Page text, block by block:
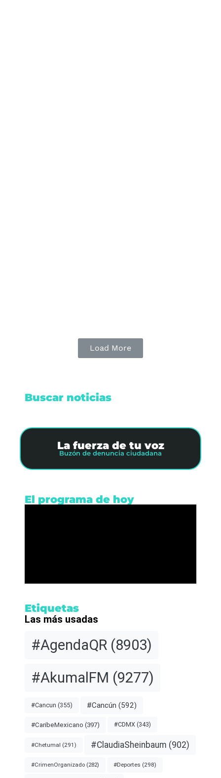
Load More
Buscar noticias
La fuerza de tu voz
Buzón de denuncia ciudadana
El programa de hoy
Etiquetas
Las más usadas
#AgendaQR (8903)
#AkumalFM (9277)
#Cancun (355) #Cancún (592)
#CaribeMexicano (397) #CDMX (343)
#Chetumal (291) #ClaudiaSheinbaum (902)
#CrimenOrganizado (282) #Deportes (298)